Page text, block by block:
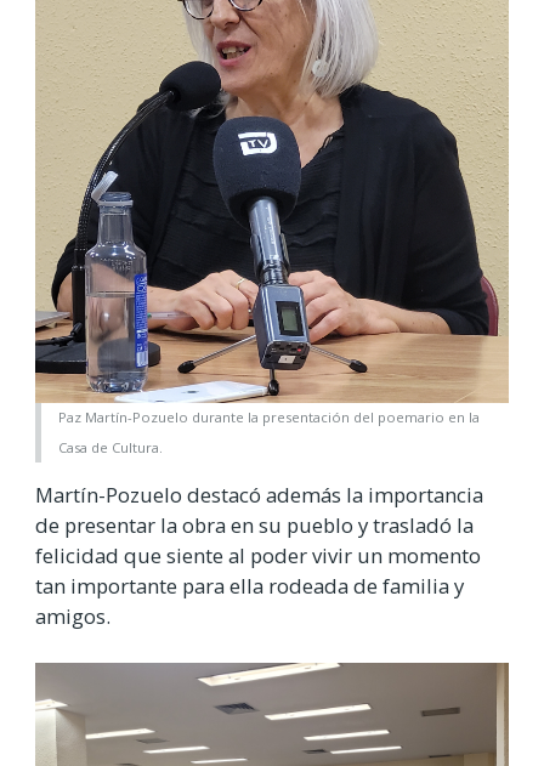
Paz Martín-Pozuelo durante la presentación del poemario en la
Casa de Cultura.
Martín-Pozuelo destacó además la importancia
de presentar la obra en su pueblo y trasladó la
felicidad que siente al poder vivir un momento
tan importante para ella rodeada de familia y
amigos.